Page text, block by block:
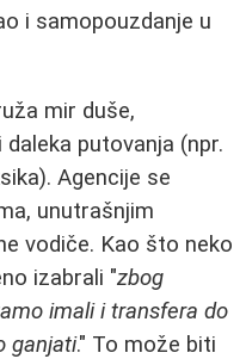
i samopouzdanje u
mir duše,
putovanja (npr.
Agencije se
unutrašnjim
vodiče. Kao što neko
izabrali "zbog
imali i transfera do
ganjati." To može biti